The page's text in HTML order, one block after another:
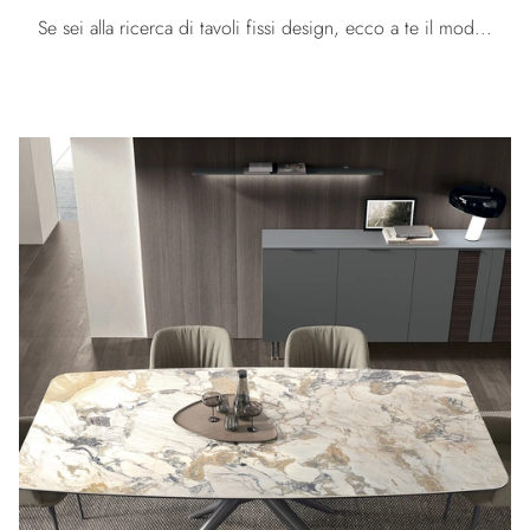
Se sei alla ricerca di tavoli fissi design, ecco a te il modello da pranzo in vetro Nogu del brand Calligaris.